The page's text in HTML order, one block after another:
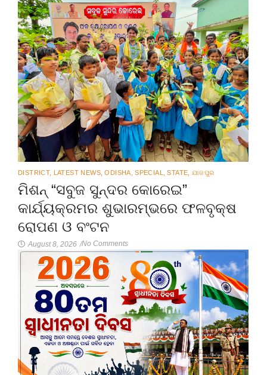
DISTRICT, LATEST NEWS ODISHA SPECIAL STATE ଯାଜପୁର
ମିଶନ୍ “ସବୁଜ ସୁନ୍ଦର କୋରେଇ”
କାର୍ଯ୍ୟକ୍ରମର ଶୁଭାରମ୍ଭରେ ଫଳବୃକ୍ଷ
ରୋପଣ ଓ ବଂଟନ
August 8, 2026 /No Comments